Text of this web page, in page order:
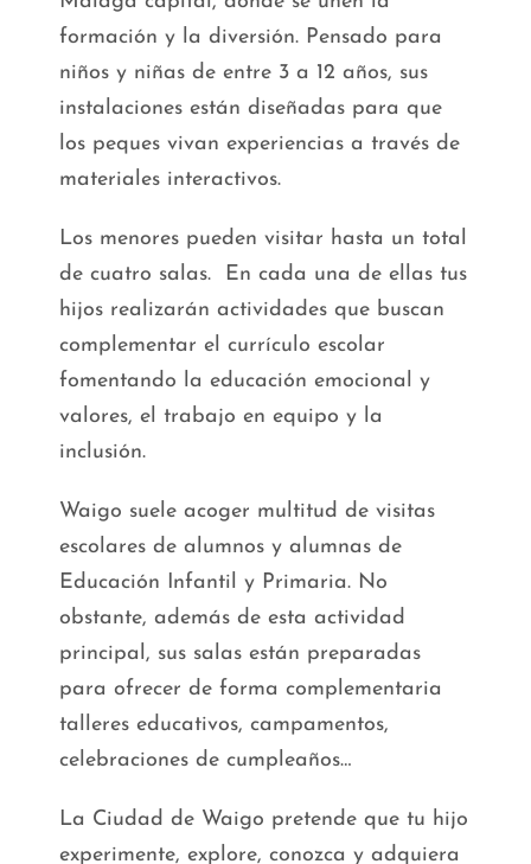
formación y la diversión. Pensado para
niños y niñas de entre 3 a 12 años, sus
instalaciones están diseñadas para que
los peques vivan experiencias a través de
materiales interactivos.
Los menores pueden visitar hasta un total
de cuatro salas. En cada una de ellas tus
hijos realizarán actividades que buscan
complementar el currículo escolar
fomentando la educación emocional y
valores, el trabajo en equipo y la
inclusión.
Waigo suele acoger multitud de visitas
escolares de alumnos y alumnas de
Educación Infantil y Primaria. No
obstante, además de esta actividad
principal, sus salas están preparadas
para ofrecer de forma complementaria
talleres educativos, campamentos,
celebraciones de cumpleaños…
La Ciudad de Waigo pretende que tu hijo
experimente, explore, conozca y adquiera